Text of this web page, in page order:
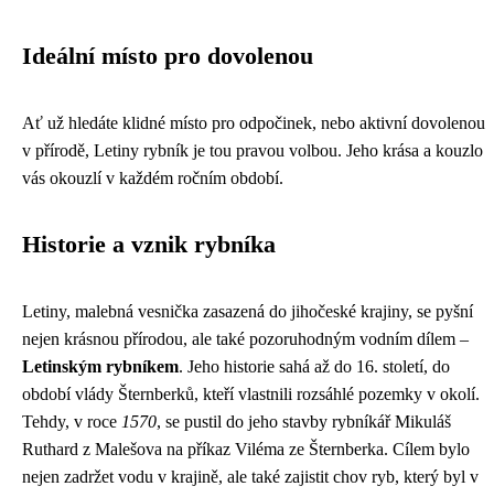
Ideální místo pro dovolenou
Ať už hledáte klidné místo pro odpočinek, nebo aktivní dovolenou
v přírodě, Letiny rybník je tou pravou volbou. Jeho krása a kouzlo
vás okouzlí v každém ročním období.
Historie a vznik rybníka
Letiny, malebná vesnička zasazená do jihočeské krajiny, se pyšní
nejen krásnou přírodou, ale také pozoruhodným vodním dílem –
Letinským rybníkem. Jeho historie sahá až do 16. století, do
období vlády Šternberků, kteří vlastnili rozsáhlé pozemky v okolí.
Tehdy, v roce 1570, se pustil do jeho stavby rybníkář Mikuláš
Ruthard z Malešova na příkaz Viléma ze Šternberka. Cílem bylo
nejen zadržet vodu v krajině, ale také zajistit chov ryb, který byl v